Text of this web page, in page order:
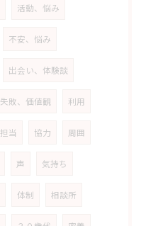
活動、悩み
不安、悩み
出会い、体験談
失敗、価値観 利用
担当 協力 周囲
声 気持ち
体制 相談所